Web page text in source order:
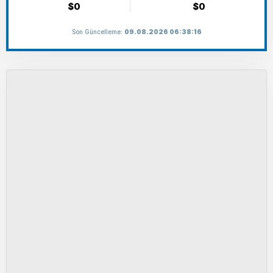
$0 $0
Son Güncelleme: 09.08.2026 06:38:16